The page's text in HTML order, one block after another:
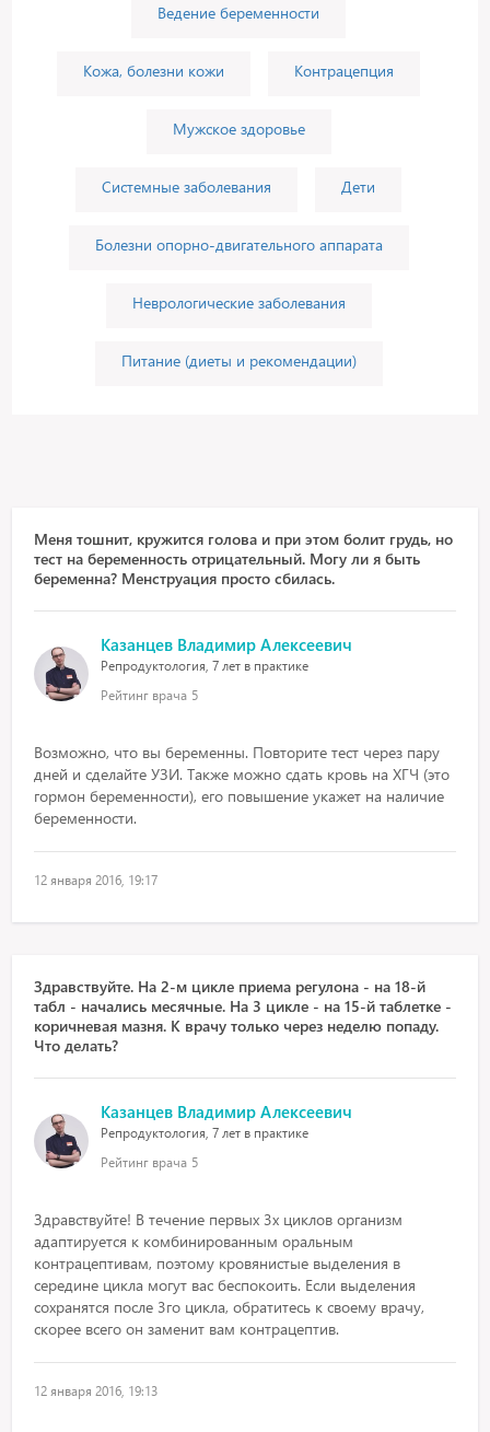
Ведение беременности
Кожа, болезни кожи Контрацепция
Мужское здоровье
Системные заболевания Дети
Болезни опорно-двигательного аппарата
Неврологические заболевания
Питание (диеты и рекомендации)
Меня тошнит, кружится голова и при этом болит грудь, но
тест на беременность отрицательный. Могу ли я быть
беременна? Менструация просто сбилась.
Казанцев Владимир Алексеевич
Репродуктология, 7 лет в практике
Рейтинг врача 5
Возможно, что вы беременны. Повторите тест через пару
дней и сделайте УЗИ. Также можно сдать кровь на ХГЧ (это
гормон беременности), его повышение укажет на наличие
беременности.
12 января 2016, 19:17
Здравствуйте. На 2-м цикле приема регулона - на 18-й
табл - начались месячные. На 3 цикле - на 15-й таблетке -
коричневая мазня. К врачу только через неделю попаду.
Что делать?
Казанцев Владимир Алексеевич
Репродуктология, 7 лет в практике
Рейтинг врача 5
Здравствуйте! В течение первых 3х циклов организм
адаптируется к комбинированным оральным
контрацептивам, поэтому кровянистые выделения в
середине цикла могут вас беспокоить. Если выделения
сохранятся после 3го цикла, обратитесь к своему врачу,
скорее всего он заменит вам контрацептив.
12 января 2016, 19:13